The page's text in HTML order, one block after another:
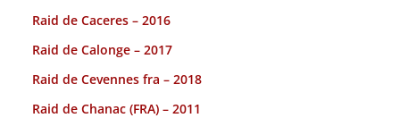
Raid de Caceres – 2016
Raid de Calonge – 2017
Raid de Cevennes fra – 2018
Raid de Chanac (FRA) – 2011